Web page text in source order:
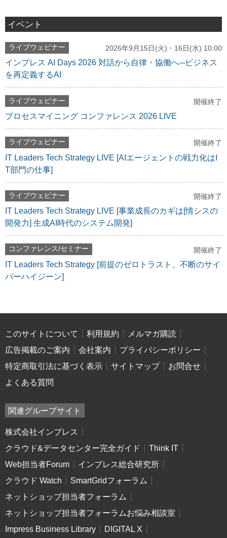
イベント
ライブウェビナー 2026年9月15日(火)・16日(水) 10:00
インプレス AI Days 2026 対話から自律・協働へ─ビジネス
を再定義するAI
ライブウェビナー 開催終了
プロセスマイニング コンファレンス 2026 LIVE
ライブウェビナー 開催終了
IT Leaders Tech Strategy LIVE [AIエージェントの戦力化はI
T部門の仕事]
ライブウェビナー 開催終了
IT Leaders Tech Strategy LIVE [事業成長のカギは[情シスの
開発力] 生成AI時代のシステム開発]
コンファレンス/セミナー 開催終了
IT Leaders Tech Strategy [前提のゼロトラスト、不断のサイ
バーハイジーン]
このサイトについて 利用規約
メルマガ購読
広告掲載のご案内
会社案内
プライバシーポリシー
特定商取引法に基づく表示
サイトマップ
お問合せ
よくある質問
関連グループサイト
株式会社インプレス
クラウド&データセンター完全ガイド
Think IT
Web担当者Forum
インプレス総合研究所
クラウド Watch
SmartGridフォーラム
ネットショップ担当者フォーラム
ネットショップ担当者フォーラムお悩み相談室
Impress Business Library
DIGITAL X